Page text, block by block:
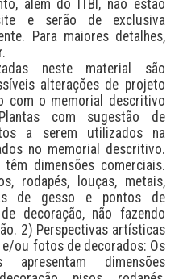
além do ITBI, não estão
e serão de exclusiva
Para maiores detalhes,
neste material são
alterações de projeto
com o memorial descritivo
com sugestão de
a serem utilizados na
no memorial descritivo.
dimensões comerciais.
rodapés, louças, metais,
de gesso e pontos de
decoração, não fazendo
2) Perspectivas artísticas
ou fotos de decorados: Os
dimensões